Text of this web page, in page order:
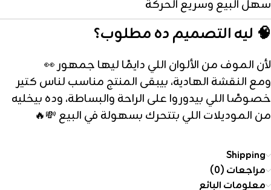
سهل البيع وسريع الحركة
🧠 ليه التصميم ده مطلوب؟
لأن الموف من الألوان اللي دايمًا ليها جمهور 👀
ومع النقشة الهادية، بيبقى المنتج مناسب لناس كتير
خصوصًا اللي بيدوروا على الراحة والبساطة، وده بيخليه
من الموديلات اللي بتتحرك بسهولة في البيع 💸🔥
Shipping
مراجعات (0)
معلومات البائع